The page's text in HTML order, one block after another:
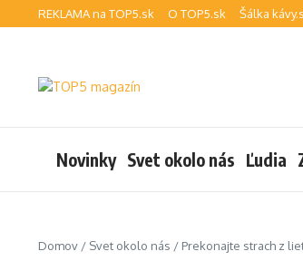
Preskočiť na obsah
REKLAMA na TOP5.sk O TOP5.sk Šálka
Novinky Svet okolo nás Ľudia
Domov / Svet okolo nás / Prekonajte strach z